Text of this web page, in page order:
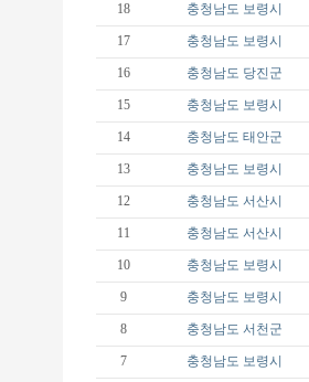
18 충청남도 보령시
17 충청남도 보령시
16 충청남도 당진군
15 충청남도 보령시
14 충청남도 태안군
13 충청남도 보령시
12 충청남도 서산시
11 충청남도 서산시
10 충청남도 보령시
9 충청남도 보령시
8 충청남도 서천군
7 충청남도 보령시